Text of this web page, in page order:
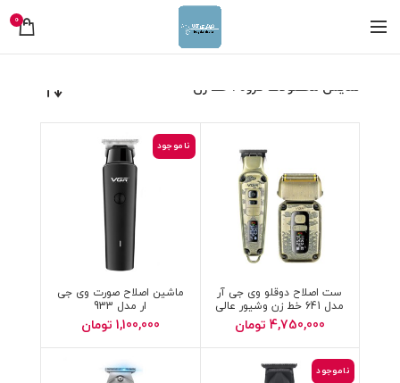
0
نمایش محصولات گروه : خط زن
ست اصلاح دوقلو وی جی آر
مدل 641 خط زن وشیور عالی
4,750,000 تومان
ناموجود
ماشین اصلاح صورت وی جی
ار مدل 933
1,100,000 تومان
ناموجود